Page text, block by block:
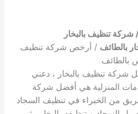
تنظيف بالبخار
بالطائف / أرخص شركة تنظيف
بالطائف
تنظيف بالبخار ، دعني
المنزلية هي أفضل شركة
من الخبراء في تنظيف السجاد